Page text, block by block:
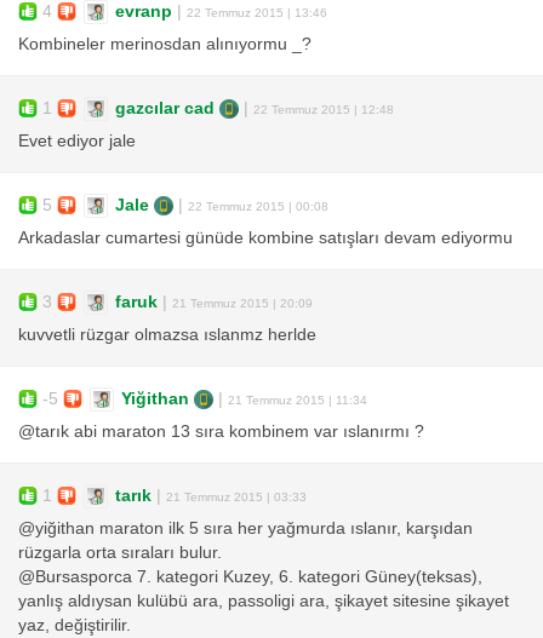
4 evranp 22 Temmuz 2015 | 13:46
Kombineler merinosdan alınıyormu _?
1 gazcılar cad 22 Temmuz 2015 | 12:48
Evet ediyor jale
5 Jale 22 Temmuz 2015 | 00:08
Arkadaslar cumartesi günüde kombine satışları devam ediyormu
3 faruk 21 Temmuz 2015 | 20:09
kuvvetli rüzgar olmazsa ıslanmz herlde
-5 Yiğithan 21 Temmuz 2015 | 11:34
@tarık abi maraton 13 sıra kombinem var ıslanırmı ?
1 tarık 21 Temmuz 2015 | 03:33
@yiğithan maraton ilk 5 sıra her yağmurda ıslanır, karşıdan
rüzgarla orta sıraları bulur.
@Bursasporca 7. kategori Kuzey, 6. kategori Güney(teksas),
yanlış aldıysan kulübü ara, passoligi ara, şikayet sitesine şikayet
yaz, değiştirilir.